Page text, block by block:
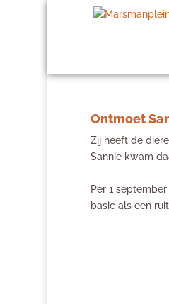
Ontmoet
Zij heeft de
Sannie kwam
Per 1
basic als een